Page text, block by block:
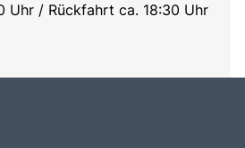
Uhr / Rückfahrt ca. 18:30 Uhr